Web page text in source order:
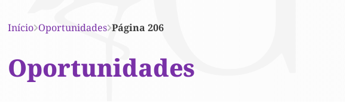
Início Oportunidades Página 206
Oportunidades